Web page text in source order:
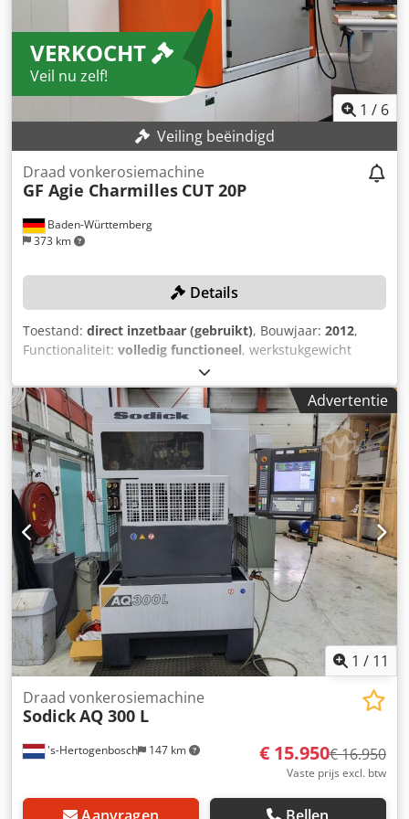
VERKOCHT
Veil nu zelf!
1 / 6
Veiling beëindigd
Baden-Württemberg
373 km
Draad vonkerosiemachine
GF Agie Charmilles CUT 20P
Details
Toestand: direct inzetbaar (gebruikt), Bouwjaar: 2012,
Functionaliteit: volledig functioneel, werkstukgewicht
, verplaatsingsafstand X-as:
verplaatsing Y-as:250 mm, verplaatsingsafstand Z-as:250
mm, totaalgewicht:2.640 kg, TECHNISCHE GEGEVENS
Gewicht van het werkstuk (max.): 4.100 kg
Verplaatsingsbereik X-as: 350 mm Verplaatsingsbereik Y-
as: 250 mm Verplaatsingsbereik Z-as: 250 mm
Verplaatsingsbereik U-as: ±45 mm Verplaatsingsbereik V-
as: ±45 mm Maximale conische hoek: ±10° Maximale
afmetingen van het werkstuk: 820 mm x 680 mm x 250 mm
Cedpfszi D Ubex Abneha Afmetingen van het tafelblad: 700
mm x 480 mm MACHINEGEGEVENS Gewicht van de
machine: 2.640 kg
Advertentie
1 / 11
's-Hertogenbosch 147 km
Draad vonkerosiemachine
SodickAQ 300 L
€ 15.950€ 16.950
Vaste prijs excl. btw